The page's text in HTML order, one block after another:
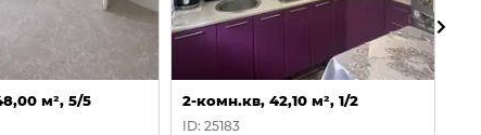
м², 5/5 2-комн.кв, 42,10 м², 1/2
ID: 25183